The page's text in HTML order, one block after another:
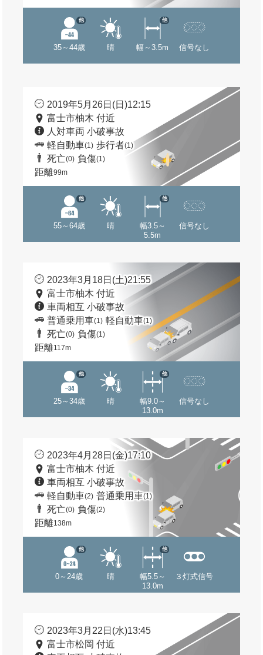
35～44歳
他
晴 幅～3.5m
他
信号なし
2019年5月26日(日)12:15
富士市柚木 付近
人対車両 小破事故
軽自動車(1) 歩行者(1)
死亡(0) 負傷(1)
距離99m
55～64歳
他
晴
幅3.5～
5.5m
他
信号なし
2023年3月18日(土)21:55
富士市柚木 付近
車両相互 小破事故
普通乗用車(1) 軽自動車(1)
死亡(0) 負傷(1)
距離117m
25～34歳
他
晴
幅9.0～
13.0m
他
信号なし
2023年4月28日(金)17:10
富士市柚木 付近
車両相互 小破事故
軽自動車(2) 普通乗用車(1)
死亡(0) 負傷(2)
距離138m
0～24歳
他
晴
幅5.5～
13.0m
他
３灯式信号
2023年3月22日(水)13:45
富士市松岡 付近